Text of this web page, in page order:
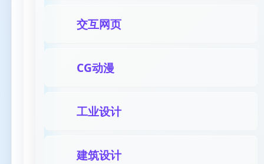
交互网页
CG动漫
工业设计
建筑设计